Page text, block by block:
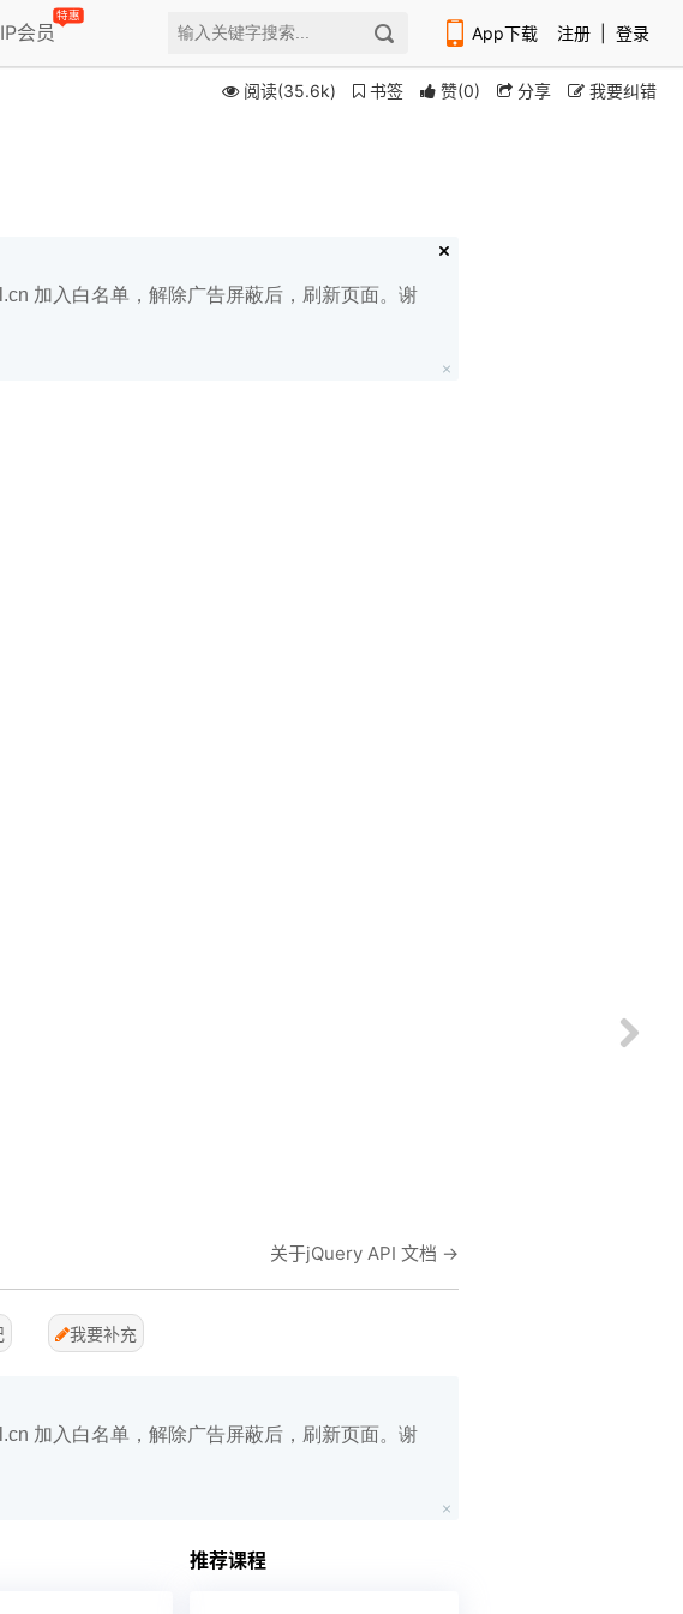
会员
特惠
App下载 注册 登录
阅读(35.6k) 书签 赞(0) 分享 我要纠错
加入白名单，解除广告屏蔽后，刷新页面。谢
关于jQuery API 文档 →
我要补充
加入白名单，解除广告屏蔽后，刷新页面。谢
推荐课程